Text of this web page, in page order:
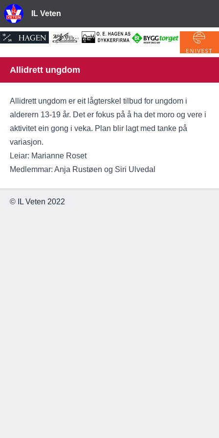
IL Veten
Allidrett ungdom
Allidrett ungdom er eit lågterskel tilbud for ungdom i
alderern 13-19 år. Det er fokus på å ha det moro og vere i
aktivitet ein gong i veka. Plan blir lagt med tanke på
variasjon.
Leiar: Marianne Roset
Medlemmar: Anja Rustøen og Siri Ulvedal
© IL Veten 2022